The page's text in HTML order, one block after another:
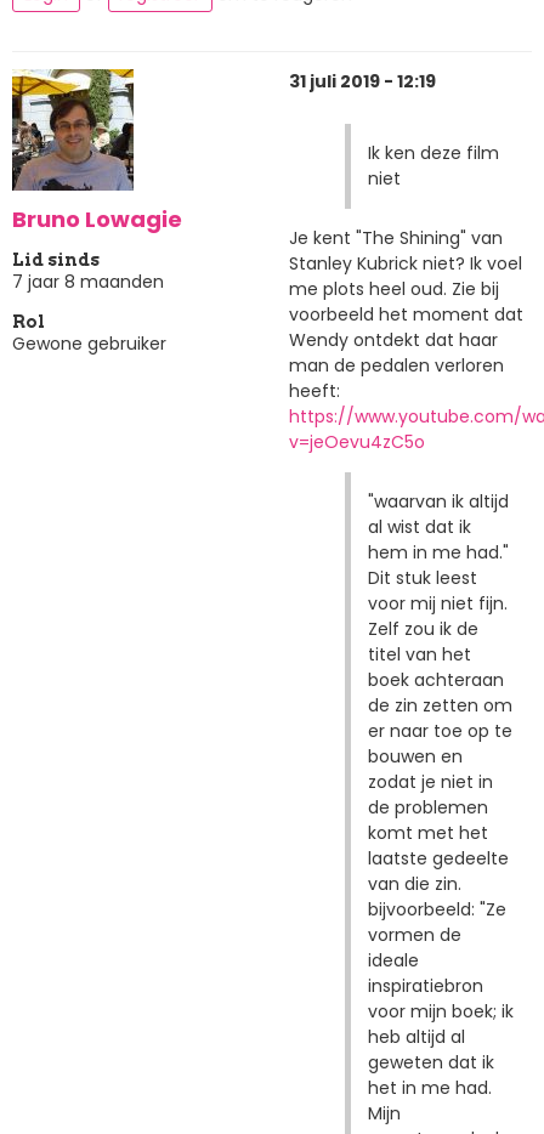
Bruno Lowagie
Lid sinds
7 jaar 8 maanden
Rol
Gewone gebruiker
31 juli 2019 - 12:19
Ik ken deze film
niet
Je kent "The Shining" van
Stanley Kubrick niet? Ik voel
me plots heel oud. Zie bij
voorbeeld het moment dat
Wendy ontdekt dat haar
man de pedalen verloren
heeft:
https://www.youtube.com/
v=jeOevu4zC5o
"waarvan ik altijd
al wist dat ik
hem in me had."
Dit stuk leest
voor mij niet fijn.
Zelf zou ik de
titel van het
boek achteraan
de zin zetten om
er naar toe op te
bouwen en
zodat je niet in
de problemen
komt met het
laatste gedeelte
van die zin.
bijvoorbeeld: "Ze
vormen de
ideale
inspiratiebron
voor mijn boek; ik
heb altijd al
geweten dat ik
het in me had.
Mijn